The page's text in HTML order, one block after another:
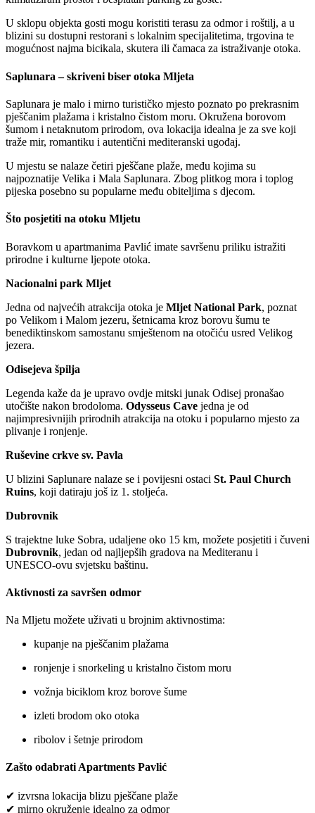
U sklopu objekta gosti mogu koristiti terasu za odmor i roštilj, a u
blizini su dostupni restorani s lokalnim specijalitetima, trgovina te
mogućnost najma bicikala, skutera ili čamaca za istraživanje otoka.
Saplunara – skriveni biser otoka Mljeta
Saplunara je malo i mirno turističko mjesto poznato po prekrasnim
pješčanim plažama i kristalno čistom moru. Okružena borovom
šumom i netaknutom prirodom, ova lokacija idealna je za sve koji
traže mir, romantiku i autentični mediteranski ugođaj.
U mjestu se nalaze četiri pješčane plaže, među kojima su
najpoznatije Velika i Mala Saplunara. Zbog plitkog mora i toplog
pijeska posebno su popularne među obiteljima s djecom.
Što posjetiti na otoku Mljetu
Boravkom u apartmanima Pavlić imate savršenu priliku istražiti
prirodne i kulturne ljepote otoka.
Nacionalni park Mljet
Jedna od najvećih atrakcija otoka je Mljet National Park, poznat
po Velikom i Malom jezeru, šetnicama kroz borovu šumu te
benediktinskom samostanu smještenom na otočiću usred Velikog
jezera.
Odisejeva špilja
Legenda kaže da je upravo ovdje mitski junak Odisej pronašao
utočište nakon brodoloma. Odysseus Cave jedna je od
najimpresivnijih prirodnih atrakcija na otoku i popularno mjesto za
plivanje i ronjenje.
Ruševine crkve sv. Pavla
U blizini Saplunare nalaze se i povijesni ostaci St. Paul Church
Ruins, koji datiraju još iz 1. stoljeća.
Dubrovnik
S trajektne luke Sobra, udaljene oko 15 km, možete posjetiti i čuveni
Dubrovnik, jedan od najljepših gradova na Mediteranu i
UNESCO-ovu svjetsku baštinu.
Aktivnosti za savršen odmor
Na Mljetu možete uživati u brojnim aktivnostima:
kupanje na pješčanim plažama
ronjenje i snorkeling u kristalno čistom moru
vožnja biciklom kroz borove šume
izleti brodom oko otoka
ribolov i šetnje prirodom
Zašto odabrati Apartments Pavlić
✔ izvrsna lokacija blizu pješčane plaže
✔ mirno okruženje idealno za odmor